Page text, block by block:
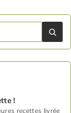
!
recettes livrée